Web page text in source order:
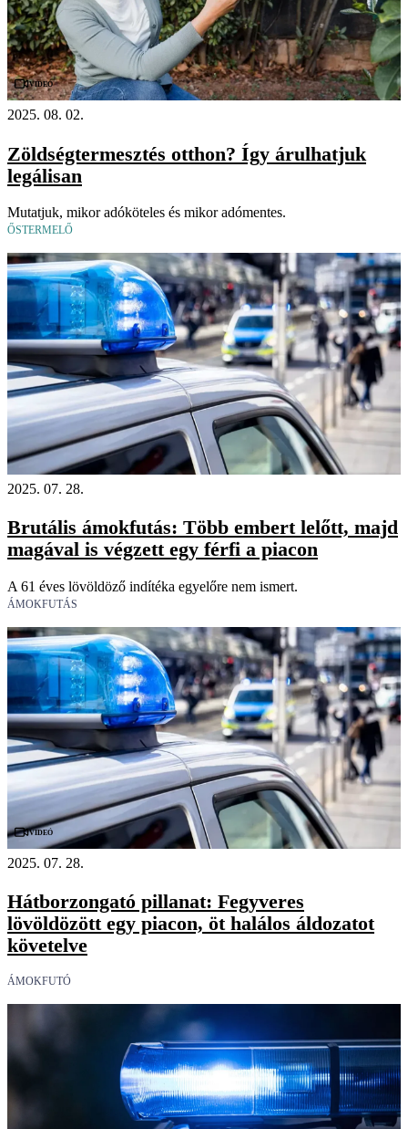
Videó
2025. 08. 02.
Zöldségtermesztés otthon? Így árulhatjuk
legálisan
Mutatjuk, mikor adóköteles és mikor adómentes.
ŐSTERMELŐ
2025. 07. 28.
Brutális ámokfutás: Több embert lelőtt, majd
magával is végzett egy férfi a piacon
A 61 éves lövöldöző indítéka egyelőre nem ismert.
ÁMOKFUTÁS
Videó
2025. 07. 28.
Hátborzongató pillanat: Fegyveres
lövöldözött egy piacon, öt halálos áldozatot
követelve
ÁMOKFUTÓ